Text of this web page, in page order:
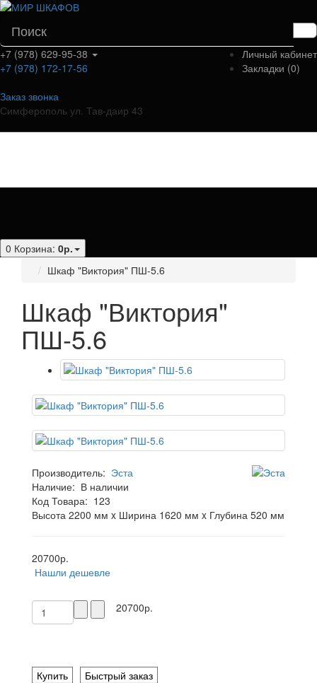
Личный кабинет
Закладки (0)
+7 (978) 629-95-38
+7 (978) 172-17-56
Заказ звонка
Симферополь ул. Тав-даир 43
0 Корзина: 0р.
Шкаф "Виктория" ПШ-5.6
Шкаф "Виктория"
ПШ-5.6
Производитель: Эста
Наличие: В наличии
Код Товара: 123
Высота 2200 мм x Ширина 1620 мм x Глубина 520 мм
20700р.
Нашли дешевле
20700р.
Купить
Быстрый заказ